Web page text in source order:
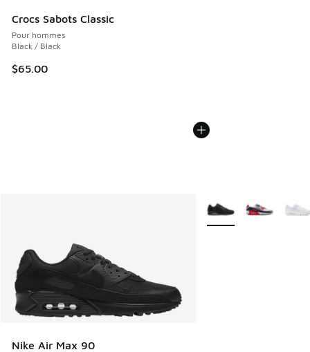
Crocs Sabots Classic
Pour hommes
Black / Black
$65.00
Nike Air Max 90
Plus de couleurs